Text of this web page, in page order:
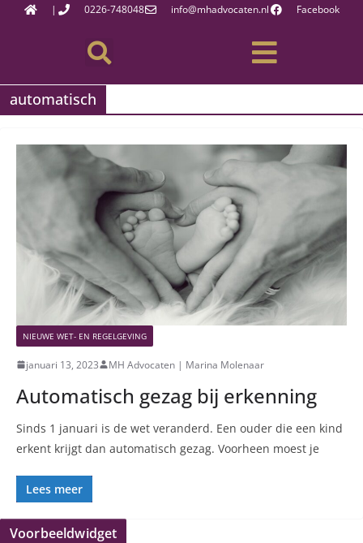
| 0226-748048 info@mhadvocaten.nl Facebook
automatisch
NIEUWE WET- EN REGELGEVING
januari 13, 2023 MH Advocaten | Marina Molenaar
Automatisch gezag bij erkenning
Sinds 1 januari is de wet veranderd. Een ouder die een kind
erkent krijgt dan automatisch gezag. Voorheen moest je
Lees meer
Voorbeeldwidget